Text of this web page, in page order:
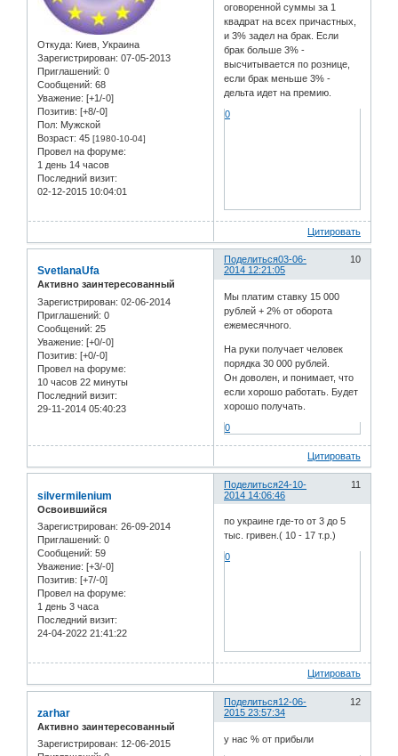
Откуда: Киев, Украина
Зарегистрирован: 07-05-2013
Приглашений: 0
Сообщений: 68
Уважение: [+1/-0]
Позитив: [+8/-0]
Пол: Мужской
Возраст: 45 [1980-10-04]
Провел на форуме:
1 день 14 часов
Последний визит:
02-12-2015 10:04:01
оговоренной суммы за 1
квадрат на всех причастных,
и 3% задел на брак. Если
брак больше 3% -
высчитывается по рознице,
если брак меньше 3% -
дельта идет на премию.
0
Цитировать
Поделиться 10
03-06-
2014 12:21:05
SvetlanaUfa
Активно заинтересованный
Зарегистрирован: 02-06-2014
Приглашений: 0
Сообщений: 25
Уважение: [+0/-0]
Позитив: [+0/-0]
Провел на форуме:
10 часов 22 минуты
Последний визит:
29-11-2014 05:40:23
Мы платим ставку 15 000
рублей + 2% от оборота
ежемесячного.
На руки получает человек
порядка 30 000 рублей.
Он доволен, и понимает, что
если хорошо работать. Будет
хорошо получать.
0
Цитировать
Поделиться 11
24-10-
2014 14:06:46
silvermilenium
Освоившийся
Зарегистрирован: 26-09-2014
Приглашений: 0
Сообщений: 59
Уважение: [+3/-0]
Позитив: [+7/-0]
Провел на форуме:
1 день 3 часа
Последний визит:
24-04-2022 21:41:22
по украине где-то от 3 до 5
тыс. гривен.( 10 - 17 т.р.)
0
Цитировать
Поделиться 12
12-06-
2015 23:57:34
zarhar
Активно заинтересованный
Зарегистрирован: 12-06-2015
у нас % от прибыли